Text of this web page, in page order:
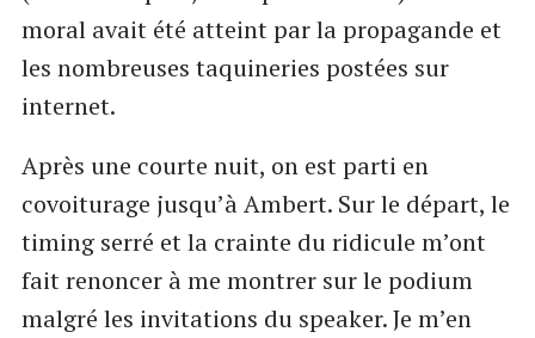
moral avait été atteint par la propagande et
les nombreuses taquineries postées sur
internet.
Après une courte nuit, on est parti en
covoiturage jusqu’à Ambert. Sur le départ, le
timing serré et la crainte du ridicule m’ont
fait renoncer à me montrer sur le podium
malgré les invitations du speaker. Je m’en